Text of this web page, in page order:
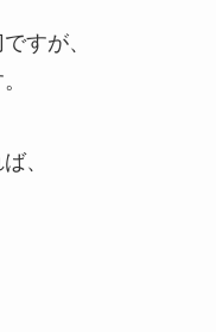
すが、
、